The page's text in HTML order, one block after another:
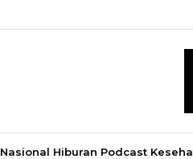
Nasional Hiburan Podcast